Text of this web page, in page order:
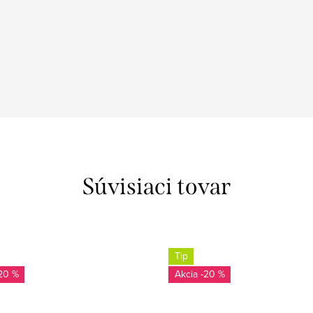
Súvisiaci tovar
%
Tip
-20 %